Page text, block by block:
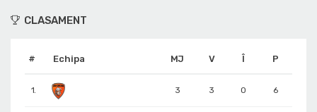
CLASAMENT
# Echipa MJ V Î P
1. 3 3 0 6